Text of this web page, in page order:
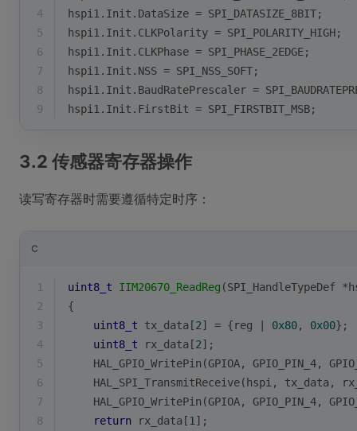
4
hspi1.Init.DataSize = SPI_DATASIZE_8BIT;
5
hspi1.Init.CLKPolarity = SPI_POLARITY_HIGH;
6
hspi1.Init.CLKPhase = SPI_PHASE_2EDGE;
7
hspi1.Init.NSS = SPI_NSS_SOFT;
8
hspi1.Init.BaudRatePrescaler =
9
hspi1.Init.FirstBit = SPI_FIRSTBIT_MSB;
3.2 传感器寄存器操作
读写寄存器时需要遵循特定时序：
C
1 uint8_t IIM20670_ReadReg (SPI_HandleTypeDef
2
{
3
uint8_t tx_data[2] = {reg | 0x80, 0x00};
4
uint8_t rx_data[2];
5
HAL_GPIO_WritePin(GPIOA, GPIO_PIN_4,
6
HAL_SPI_TransmitReceive(hspi, tx_data,
7
HAL_GPIO_WritePin(GPIOA, GPIO_PIN_4,
8
return rx_data[1 ];